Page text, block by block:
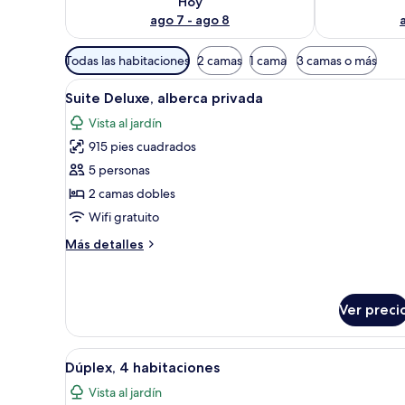
ago 7 - ago 8
Filtros
disponibles
para
las
habitaciones
Todas las habitaciones 2 camas 1 cama 3 camas o más
Abrir
todas
las
fotos
de
Suite
Deluxe,
privada
23
Suite Deluxe, alberca privada
Vista al jardín
915 pies cuadrados
5 personas
2 camas dobles
Wifi gratuito
Más detalles
Más
alberca
privada
Ver
Abrir
todas
las
Habitación de hotel con
6
Dúplex, 4 habitaciones
Vista al jardín